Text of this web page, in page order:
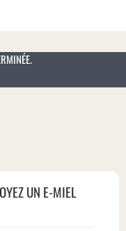
UN E-MIEL